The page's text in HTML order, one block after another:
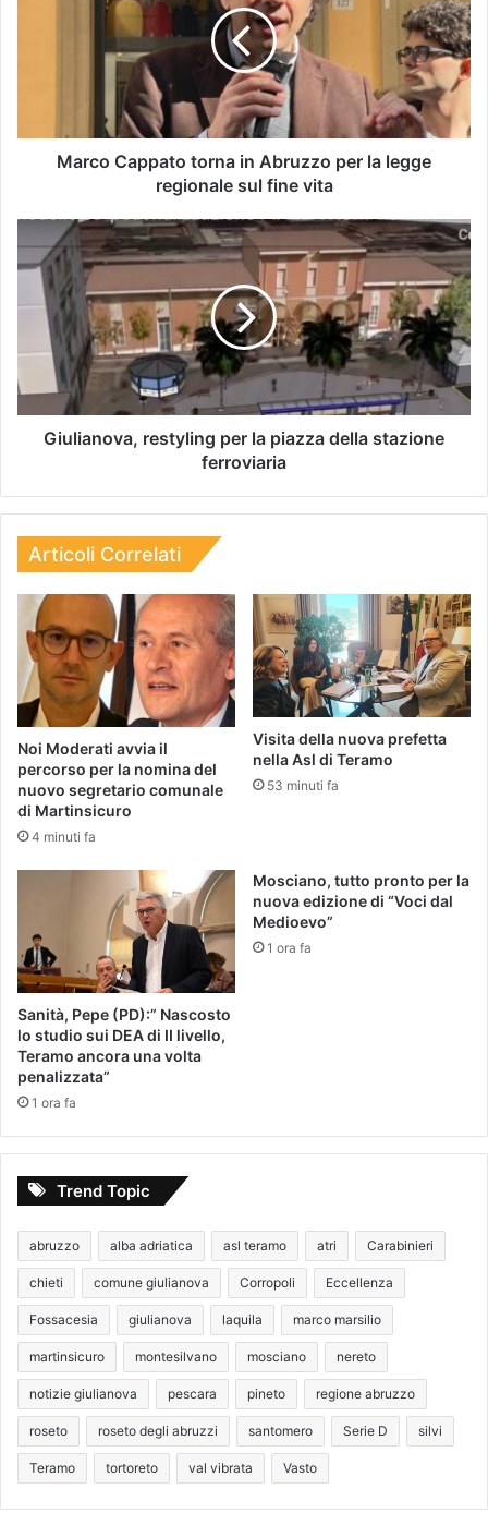
Marco Cappato torna in Abruzzo per la legge
regionale sul fine vita
Giulianova, restyling per la piazza della stazione
ferroviaria
Articoli Correlati
Noi Moderati avvia il
percorso per la nomina del
nuovo segretario comunale
di Martinsicuro
4 minuti fa
Visita della nuova prefetta
nella Asl di Teramo
53 minuti fa
Sanità, Pepe (PD):” Nascosto
lo studio sui DEA di II livello,
Teramo ancora una volta
penalizzata”
1 ora fa
Mosciano, tutto pronto per la
nuova edizione di “Voci dal
Medioevo”
1 ora fa
Trend Topic
abruzzo alba adriatica asl teramo atri Carabinieri
chieti comune giulianova Corropoli Eccellenza
Fossacesia giulianova laquila marco marsilio
martinsicuro montesilvano mosciano nereto
notizie giulianova pescara pineto regione abruzzo
roseto roseto degli abruzzi santomero Serie D silvi
Teramo tortoreto val vibrata Vasto